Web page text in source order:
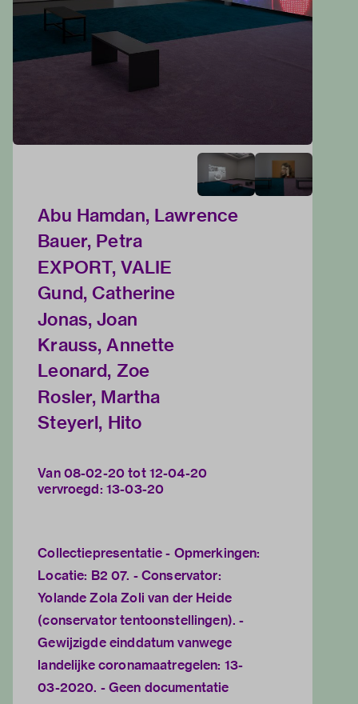
Abu Hamdan, Lawrence
Bauer, Petra
EXPORT, VALIE
Gund, Catherine
Jonas, Joan
Krauss, Annette
Leonard, Zoe
Rosler, Martha
Steyerl, Hito
Van 08-02-20 tot 12-04-20
vervroegd: 13-03-20
Collectiepresentatie - Opmerkingen:
Locatie: B2 07. - Conservator:
Yolande Zola Zoli van der Heide
(conservator tentoonstellingen). -
Gewijzigde einddatum vanwege
landelijke coronamaatregelen: 13-
03-2020. - Geen documentatie